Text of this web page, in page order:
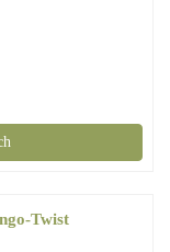
Twist